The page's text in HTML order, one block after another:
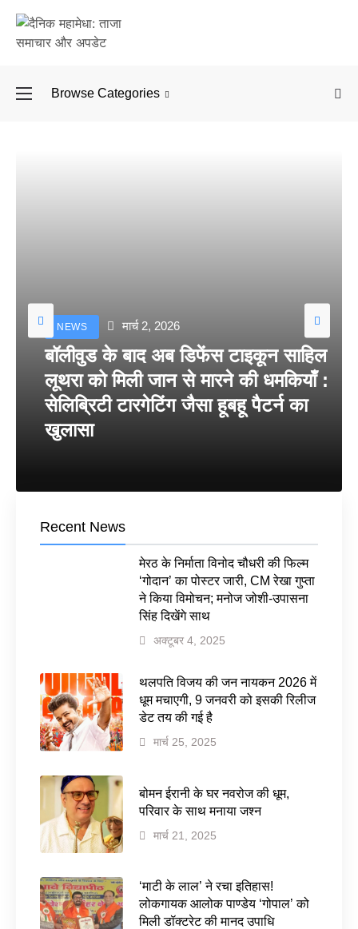
Browse Categories
NEWS मार्च 2, 2026
बॉलीवुड के बाद अब डिफेंस टाइकून साहिल
लूथरा को मिली जान से मारने की धमकियाँ :
सेलिब्रिटी टारगेटिंग जैसा हूबहू पैटर्न का
खुलासा
Recent News
मेरठ के निर्माता विनोद चौधरी की फिल्म
‘गोदान’ का पोस्टर जारी, CM रेखा गुप्ता
ने किया विमोचन; मनोज जोशी-उपासना
सिंह दिखेंगे साथ
अक्टूबर 4, 2025
थलपति विजय की जन नायकन 2026 में
धूम मचाएगी, 9 जनवरी को इसकी रिलीज
डेट तय की गई है
मार्च 25, 2025
बोमन ईरानी के घर नवरोज की धूम,
परिवार के साथ मनाया जश्न
मार्च 21, 2025
‘माटी के लाल’ ने रचा इतिहास!
लोकगायक आलोक पाण्डेय ‘गोपाल’ को
मिली डॉक्टरेट की मानद उपाधि